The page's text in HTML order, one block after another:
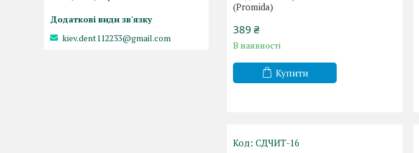
(Promida)
389 ₴
В наявності
Купити
СДЧИТ-16
kiev.dent112233@gmail.com